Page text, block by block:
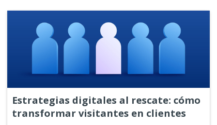
Estrategias digitales al rescate: cómo
transformar visitantes en clientes